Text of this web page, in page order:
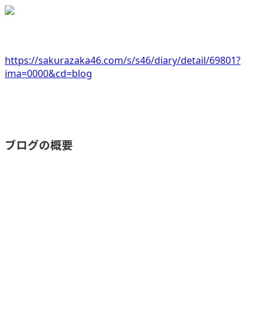
https://sakurazaka46.com/s/s46/diary/detail/69801?
ima=0000&cd=blog
ブログの概要